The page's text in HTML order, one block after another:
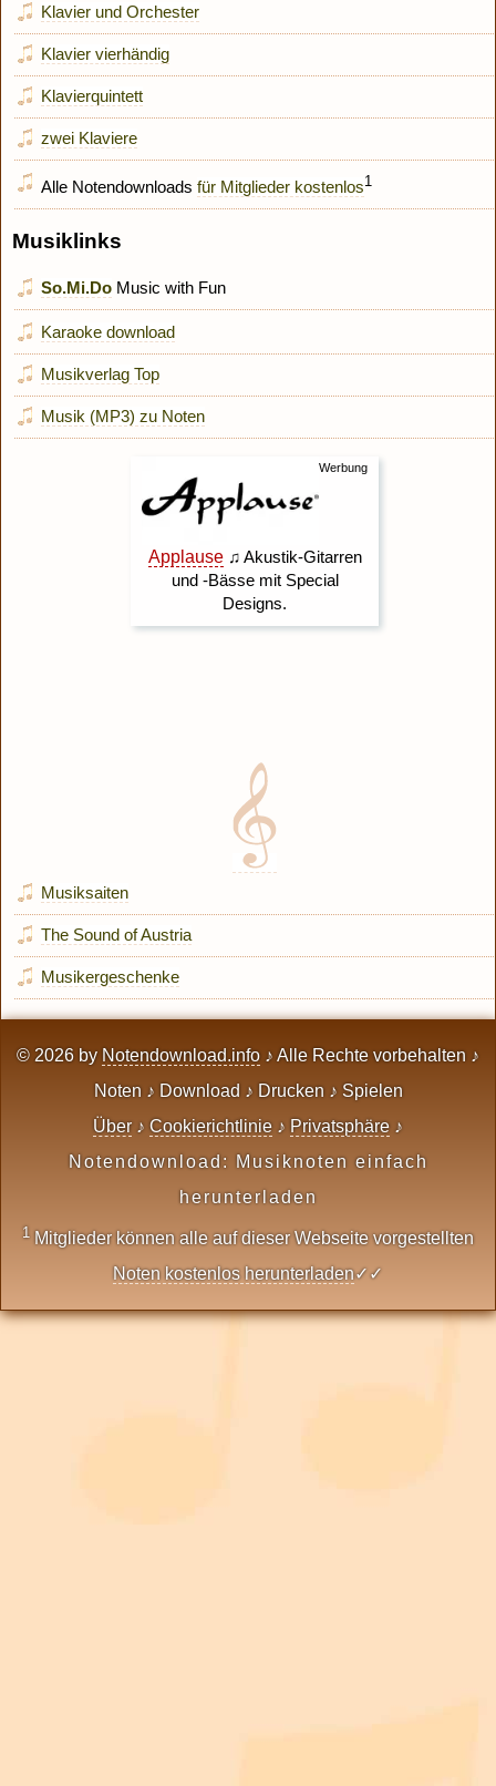
Klavier und Orchester
Klavier vierhändig
Klavierquintett
zwei Klaviere
Alle Notendownloads für Mitglieder kostenlos1
Musiklinks
So.Mi.Do Music with Fun
Karaoke download
Musikverlag Top
Musik (MP3) zu Noten
Musiksaiten
The Sound of Austria
Musikergeschenke
© 2026 by Notendownload.info ♪ Alle Rechte vorbehalten ♪
Noten ♪ Download ♪ Drucken ♪ Spielen
Über ♪ Cookierichtlinie ♪ Privatsphäre ♪
Notendownload: Musiknoten einfach
herunterladen
1 Mitglieder können alle auf dieser Webseite vorgestellten
Noten kostenlos herunterladen✓✓